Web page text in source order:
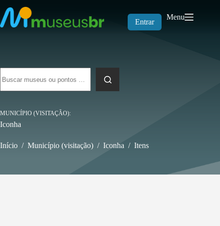
para
o
conteúdo
Entrar
Menu
resultados
MUNICÍPIO (VISITAÇÃO)
Iconha
Início / Município (visitação) / Iconha / Itens